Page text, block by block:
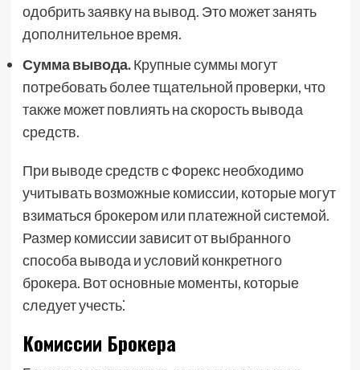
одобрить заявку на вывод. Это может занять
дополнительное время.
Сумма вывода.Крупные суммы могут
потребовать более тщательной проверки, что
также может повлиять на скорость вывода
средств.
При выводе средств с Форекс необходимо
учитывать возможные комиссии, которые могут
взиматься брокером или платежной системой.
Размер комиссии зависит от выбранного
способа вывода и условий конкретного
брокера. Вот основные моменты, которые
следует учесть⁚
Комиссии Брокера